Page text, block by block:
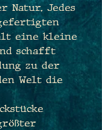
Natur. Jedes
eine kleine
schafft
zu der
Welt die